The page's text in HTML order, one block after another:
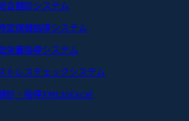
合健診システム
定保健指導システム
栄養指導システム
トレスチェックシステム
診・指導XMLtoExcel